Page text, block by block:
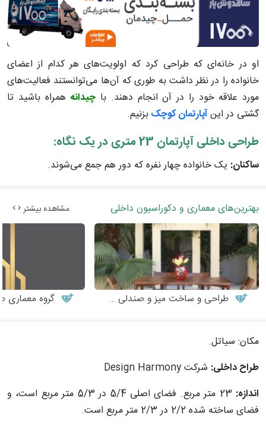
او در خانه‌ای که طراحی کرد که اولویت‌های هر کدام از اعضای
خانواده را در نظر داشت به طوری که آن‌ها می‌توانستند فعالیت‌های
مورد علاقه خود را در آن انجام دهند. با چیدانه همراه باشید تا
گشتی در اینآپارتمان کوچکبزنیم.
طراحی داخلی آپارتمان 23 متری در یک نگاه:
ساکنان: یک خانواده چهار نفره که دور هم جمع می‌شوند.
بهترین‌های معماری و دکوراسیون داخلی مشاهده بیشتر
طراحی و ساخت میز و صندلی چوبی گروه معماری
مکان: سیاتل.
طراح داخلی: شرکتDesign Harmony
اندازه:
23 متر مربع. فضای اصلی 5/4 در 5/3 متر مربع است، و
فضای ساخته شده 2/2 در 2/3 متر مربع است.